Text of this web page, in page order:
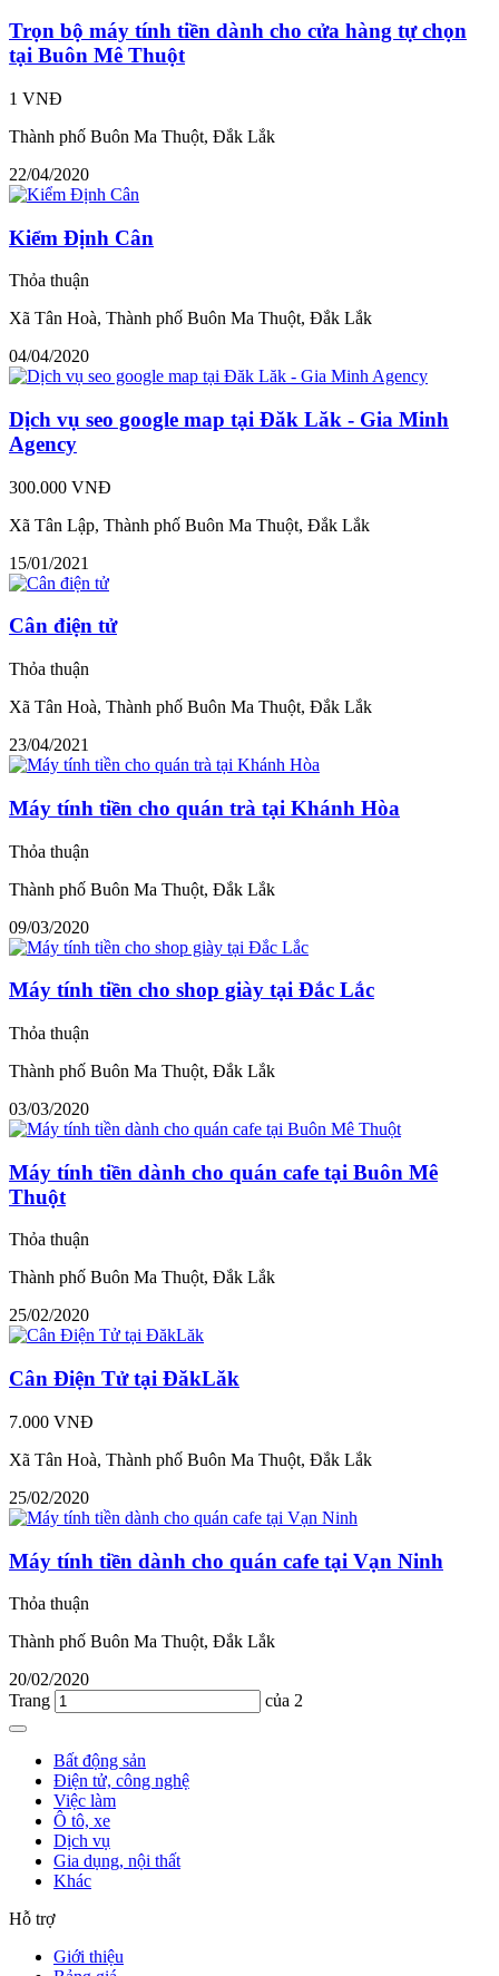
Trọn bộ máy tính tiền dành cho cửa hàng tự chọn
tại Buôn Mê Thuột
1 VNĐ
Thành phố Buôn Ma Thuột, Đắk Lắk
22/04/2020
Kiểm Định Cân
Thỏa thuận
Xã Tân Hoà, Thành phố Buôn Ma Thuột, Đắk Lắk
04/04/2020
Dịch vụ seo google map tại Đăk Lăk - Gia Minh
Agency
300.000 VNĐ
Xã Tân Lập, Thành phố Buôn Ma Thuột, Đắk Lắk
15/01/2021
Cân điện tử
Thỏa thuận
Xã Tân Hoà, Thành phố Buôn Ma Thuột, Đắk Lắk
23/04/2021
Máy tính tiền cho quán trà tại Khánh Hòa
Thỏa thuận
Thành phố Buôn Ma Thuột, Đắk Lắk
09/03/2020
Máy tính tiền cho shop giày tại Đắc Lắc
Thỏa thuận
Thành phố Buôn Ma Thuột, Đắk Lắk
03/03/2020
Máy tính tiền dành cho quán cafe tại Buôn Mê
Thuột
Thỏa thuận
Thành phố Buôn Ma Thuột, Đắk Lắk
25/02/2020
Cân Điện Tử tại ĐăkLăk
7.000 VNĐ
Xã Tân Hoà, Thành phố Buôn Ma Thuột, Đắk Lắk
25/02/2020
Máy tính tiền dành cho quán cafe tại Vạn Ninh
Thỏa thuận
Thành phố Buôn Ma Thuột, Đắk Lắk
20/02/2020
Trang
của 2
Bất động sản
Điện tử, công nghệ
Việc làm
Ô tô, xe
Dịch vụ
Gia dụng, nội thất
Khác
Hỗ trợ
Giới thiệu